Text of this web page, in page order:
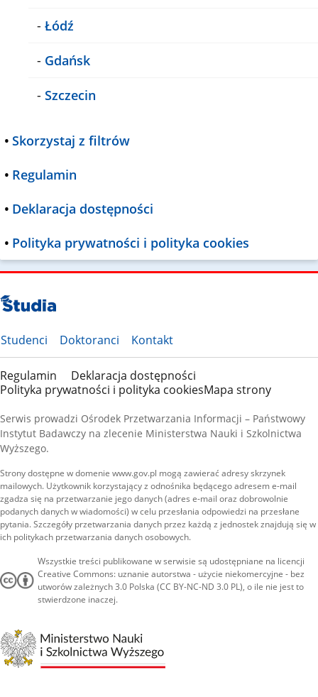
- Łódź
- Gdańsk
- Szczecin
• Skorzystaj z filtrów
• Regulamin
• Deklaracja dostępności
• Polityka prywatności i polityka cookies
Studenci Doktoranci Kontakt
Regulamin
Deklaracja dostępności
Polityka prywatności i polityka cookiesMapa strony
Serwis prowadzi Ośrodek Przetwarzania Informacji – Państwowy
Instytut Badawczy na zlecenie Ministerstwa Nauki i Szkolnictwa
Wyższego.
Strony dostępne w domenie www.gov.pl mogą zawierać adresy skrzynek
mailowych. Użytkownik korzystający z odnośnika będącego adresem e-mail
zgadza się na przetwarzanie jego danych (adres e-mail oraz dobrowolnie
podanych danych w wiadomości) w celu przesłania odpowiedzi na przesłane
pytania. Szczegóły przetwarzania danych przez każdą z jednostek znajdują się w
ich politykach przetwarzania danych osobowych.
Wszystkie treści publikowane w serwisie są udostępniane na licencji
Creative Commons: uznanie autorstwa - użycie niekomercyjne - bez
utworów zależnych 3.0 Polska (CC BY-NC-ND 3.0 PL), o ile nie jest to
stwierdzone inaczej.